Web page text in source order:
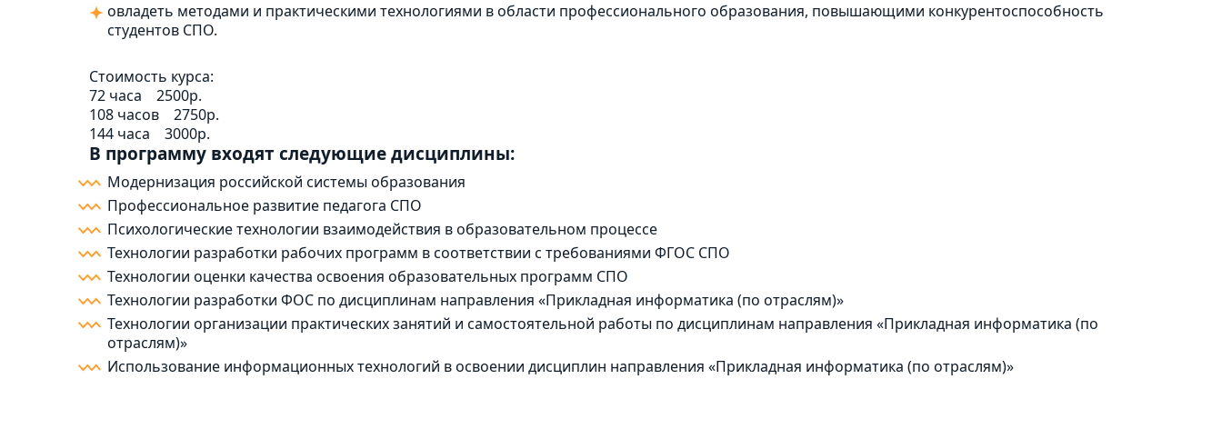
овладеть методами и практическими технологиями в области профессионального образования, повышающими конкурентоспособность
студентов СПО.
Стоимость курса:
72 часа
2500р.
108 часов
2750р.
144 часа
3000р.
В программу входят следующие дисциплины:
Модернизация российской системы образования
Профессиональное развитие педагога СПО
Психологические технологии взаимодействия в образовательном процессе
Технологии разработки рабочих программ в соответствии с требованиями ФГОС СПО
Технологии оценки качества освоения образовательных программ СПО
Технологии разработки ФОС по дисциплинам направления «Прикладная информатика (по отраслям)»
Технологии организации практических занятий и самостоятельной работы по дисциплинам направления «Прикладная информатика (по
отраслям)»
Использование информационных технологий в освоении дисциплин направления «Прикладная информатика (по отраслям)»